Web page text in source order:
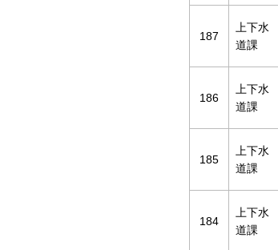
187
上下水
道課
186
上下水
道課
185
上下水
道課
184
上下水
道課